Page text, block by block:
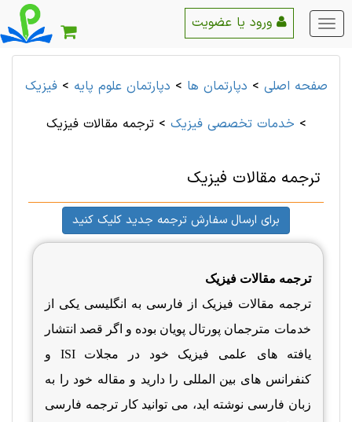
منو
اصلی
صفحه اصلی > دپارتمان ها > دپارتمان علوم پايه >فیزیک
> خدمات تخصصی فیزیک >ترجمه مقالات فیزیک
ترجمه مقالات فیزیک
برای ارسال سفارش ترجمه جدید کلیک کنید
ترجمه مقالات فیزیک
ترجمه مقالات فیزیک از فارسی به انگلیسی یکی از
خدمات مترجمان پورتال پویان بوده و اگر قصد انتشار
یافته های علمی فیزیک خود در مجلاتISI و
کنفرانس های بین المللی را دارید و مقاله خود را به
زبان فارسی نوشته اید، می توانید کار ترجمه فارسی